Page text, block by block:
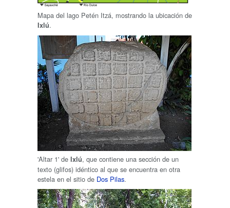
Mapa del lago Petén Itzá, mostrando la ubicación de
Ixlú.
'Altar 1' de Ixlú, que contiene una sección de un
texto (glifos) idéntico al que se encuentra en otra
estela en el sitio de Dos Pilas.